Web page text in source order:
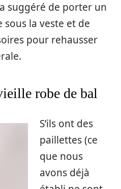
suggéré de porter un
la veste et de
pour rehausser
robe de bal
S’ils ont des
paillettes (ce
que nous
avons déjà